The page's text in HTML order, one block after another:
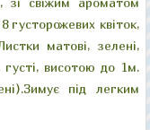
густорожевих квіток,
матові, зелені,
густі, висотою до 1м.
під легким